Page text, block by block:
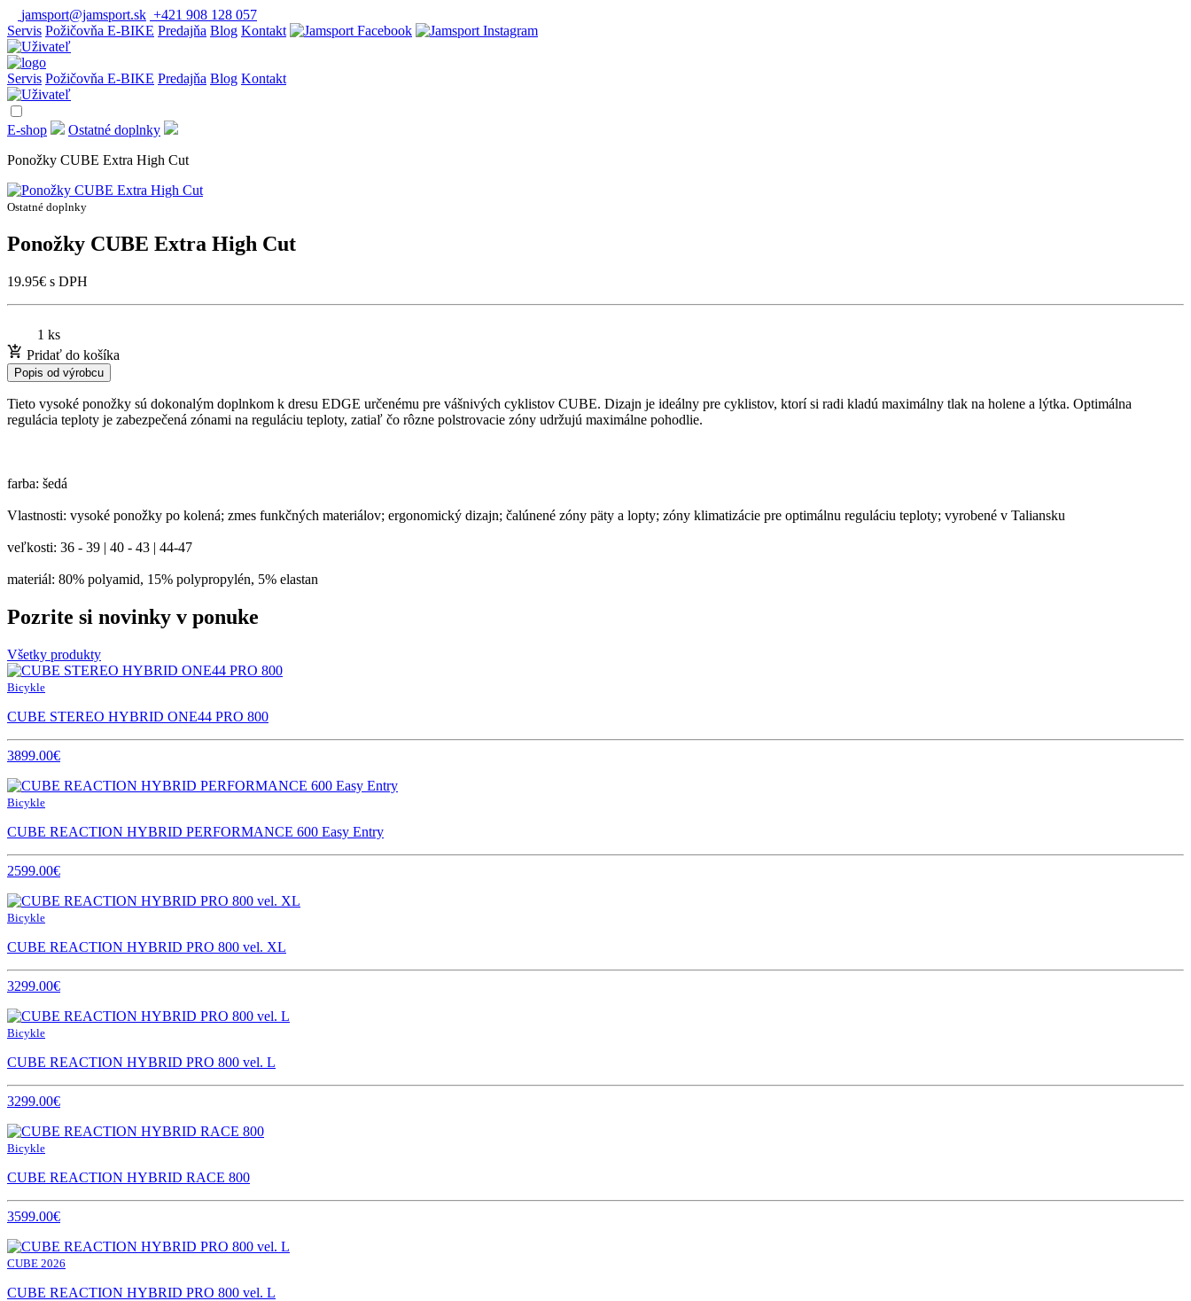
jamsport@jamsport.sk +421 908 128 057
Servis Požičovňa E-BIKE Predajňa Blog Kontakt
Servis Požičovňa E-BIKE Predajňa Blog Kontakt
E-shop
Ostatné doplnky
Ponožky CUBE Extra High Cut
Ostatné doplnky
Ponožky CUBE Extra High Cut
19.95€ s DPH
1 ks
Pridať do košíka
Popis od výrobcu
Tieto vysoké ponožky sú dokonalým doplnkom k dresu EDGE určenému pre vášnivých cyklistov CUBE. Dizajn je ideálny pre cyklistov, ktorí si radi kladú maximálny tlak na holene a lýtka. Optimálna
regulácia teploty je zabezpečená zónami na reguláciu teploty, zatiaľ čo rôzne polstrovacie zóny udržujú maximálne pohodlie.
farba: šedá
Vlastnosti: vysoké ponožky po kolená; zmes funkčných materiálov; ergonomický dizajn; čalúnené zóny päty a lopty; zóny klimatizácie pre optimálnu reguláciu teploty; vyrobené v Taliansku
veľkosti: 36 - 39 | 40 - 43 | 44-47
materiál: 80% polyamid, 15% polypropylén, 5% elastan
Pozrite si novinky v ponuke
Všetky produkty
Bicykle
CUBE STEREO HYBRID ONE44 PRO 800
3899.00€
Bicykle
CUBE REACTION HYBRID PERFORMANCE 600 Easy Entry
2599.00€
Bicykle
CUBE REACTION HYBRID PRO 800 vel. XL
3299.00€
Bicykle
CUBE REACTION HYBRID PRO 800 vel. L
3299.00€
Bicykle
CUBE REACTION HYBRID RACE 800
3599.00€
CUBE 2026
CUBE REACTION HYBRID PRO 800 vel. L